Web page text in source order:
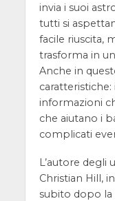
invia i suoi
tutti si
facile riuscita,
trasforma in
Anche in
informazioni
che aiutano i
complicati
L’autore degli
Christian Hill,
subito dopo la